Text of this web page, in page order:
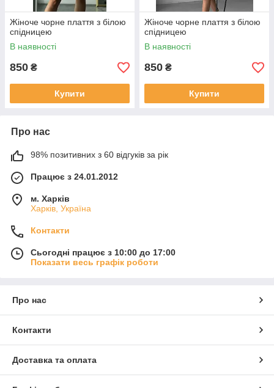
Жіноче чорне плаття з білою
спідницею
В наявності
850 ₴
Купити
Жіноче чорне плаття з білою
спідницею
В наявності
850 ₴
Купити
Про нас
98% позитивних з 60 відгуків за рік
Працює з 24.01.2012
м. Харків
Харків, Україна
Контакти
Сьогодні працює з 10:00 до 17:00
Показати весь графік роботи
Про нас
Контакти
Доставка та оплата